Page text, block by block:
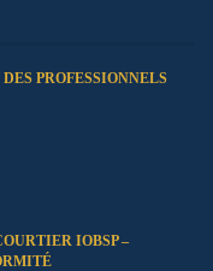
PROFESSIONNELS
IOBSP –